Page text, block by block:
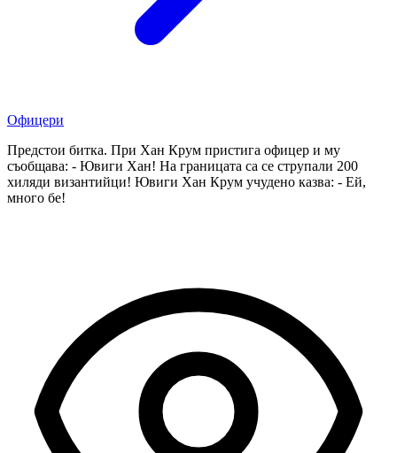
Офицери
Предстои битка. При Хан Крум пристига офицер и му
съобщава: - Ювиги Хан! На границата са се струпали 200
хиляди византийци! Ювиги Хан Крум учудено казва: - Ей,
много бе!